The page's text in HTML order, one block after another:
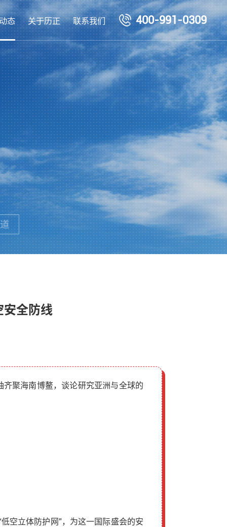
态 关于历正 联系我们 400-991-0309
安全防线
聚海南博鳌，谈论研究亚洲与全球的
空立体防护网”，为这一国际盛会的安